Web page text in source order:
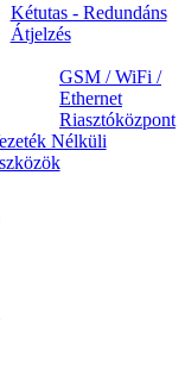
Kétutas - Redundáns
Átjelzés
GSM / WiFi /
Ethernet
Riasztóközpont
Nélküli